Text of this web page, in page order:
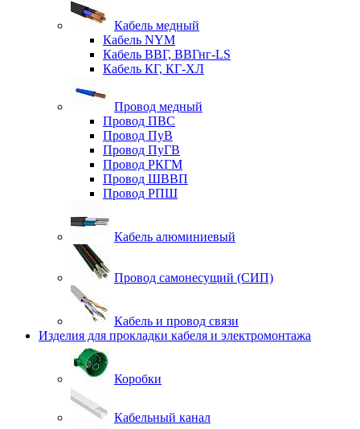
Кабель медный
Кабель NYM
Кабель ВВГ, ВВГнг-LS
Кабель КГ, КГ-ХЛ
Провод медный
Провод ПВС
Провод ПуВ
Провод ПуГВ
Провод РКГМ
Провод ШВВП
Провод РПШ
Кабель алюминиевый
Провод самонесущий (СИП)
Кабель и провод связи
Изделия для прокладки кабеля и электромонтажа
Коробки
Кабельный канал